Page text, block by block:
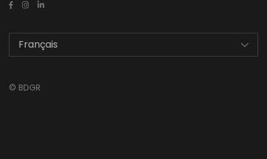
© BDGR